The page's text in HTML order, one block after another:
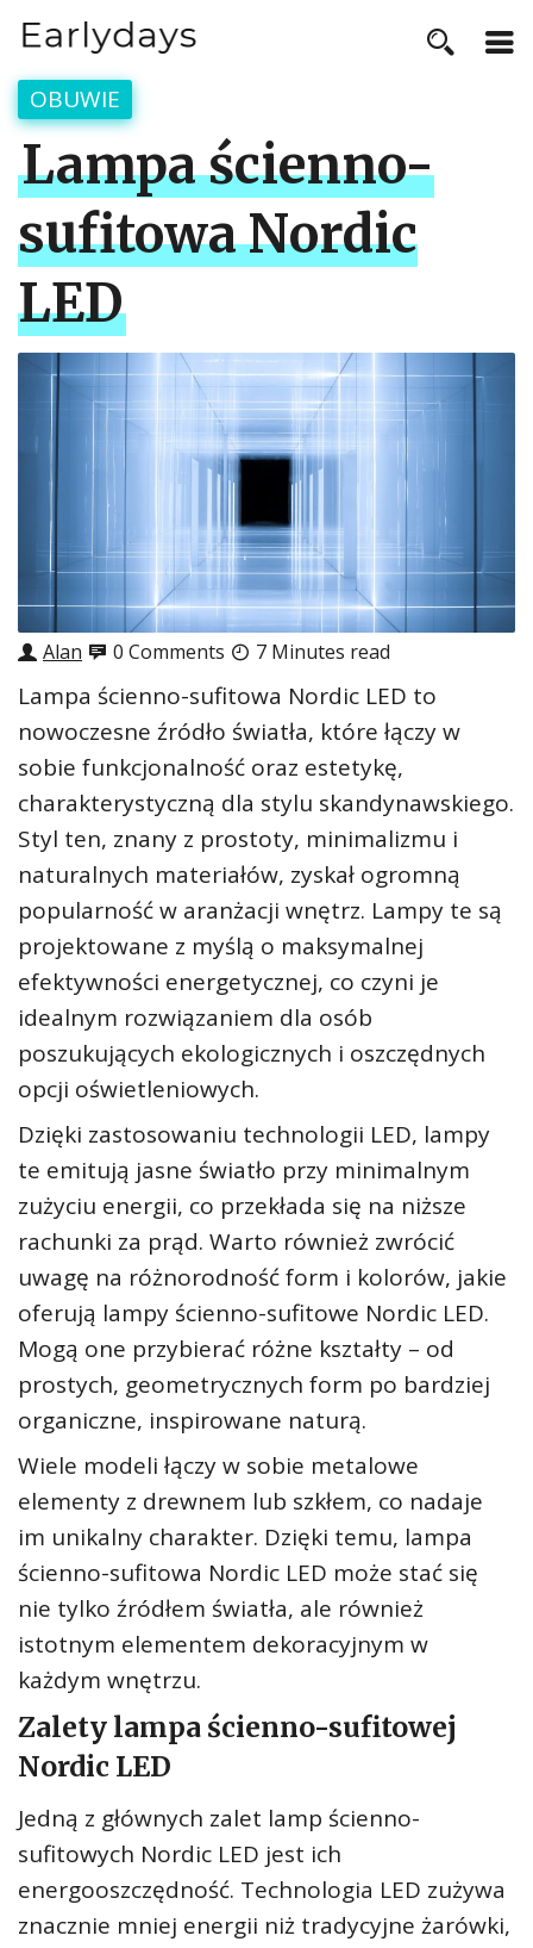
OBUWIE
Lampa ścienno-
sufitowa Nordic
LED
Alan 0 Comments 7 Minutes read
Lampa ścienno-sufitowa Nordic LED to
nowoczesne źródło światła, które łączy w
sobie funkcjonalność oraz estetykę,
charakterystyczną dla stylu skandynawskiego.
Styl ten, znany z prostoty, minimalizmu i
naturalnych materiałów, zyskał ogromną
popularność w aranżacji wnętrz. Lampy te są
projektowane z myślą o maksymalnej
efektywności energetycznej, co czyni je
idealnym rozwiązaniem dla osób
poszukujących ekologicznych i oszczędnych
opcji oświetleniowych.
Dzięki zastosowaniu technologii LED, lampy
te emitują jasne światło przy minimalnym
zużyciu energii, co przekłada się na niższe
rachunki za prąd. Warto również zwrócić
uwagę na różnorodność form i kolorów, jakie
oferują lampy ścienno-sufitowe Nordic LED.
Mogą one przybierać różne kształty – od
prostych, geometrycznych form po bardziej
organiczne, inspirowane naturą.
Wiele modeli łączy w sobie metalowe
elementy z drewnem lub szkłem, co nadaje
im unikalny charakter. Dzięki temu, lampa
ścienno-sufitowa Nordic LED może stać się
nie tylko źródłem światła, ale również
istotnym elementem dekoracyjnym w
każdym wnętrzu.
Zalety lampa ścienno-sufitowej
Nordic LED
Jedną z głównych zalet lamp ścienno-
sufitowych Nordic LED jest ich
energooszczędność. Technologia LED zużywa
znacznie mniej energii niż tradycyjne żarówki,